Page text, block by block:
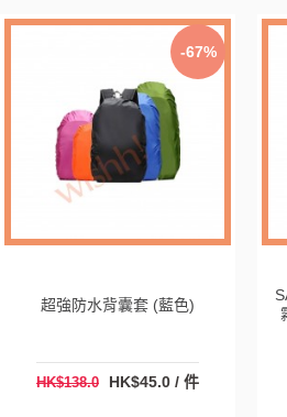
-67%
超強防水背囊套 (藍色)
HK$138.0 HK$45.0 / 件